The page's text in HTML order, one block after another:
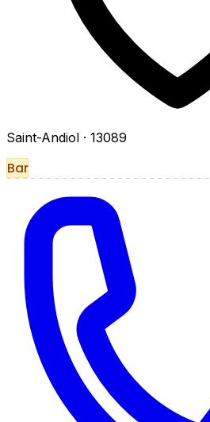
Saint-Andiol · 13089
Bar